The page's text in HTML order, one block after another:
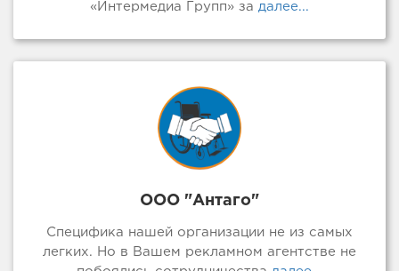
«Интермедиа Групп» за далее...
ООО "Антаго"
Специфика нашей организации не из самых
легких. Но в Вашем рекламном агентстве не